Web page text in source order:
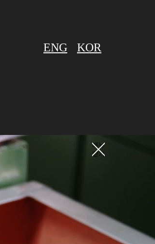
ENG KOR
메뉴
닫기